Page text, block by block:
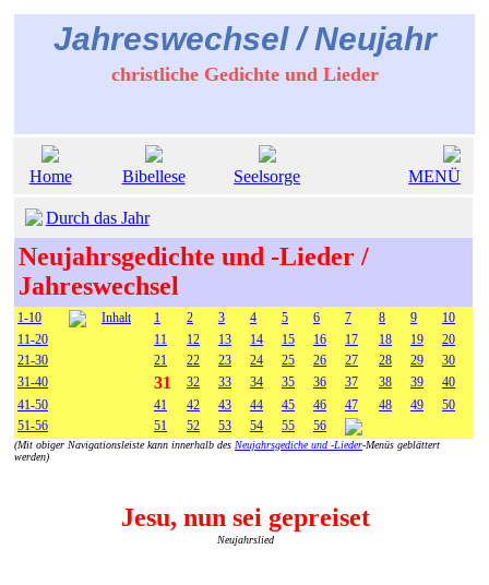
Jahreswechsel / Neujahr
christliche Gedichte und Lieder
Home Bibellese Seelsorge MENÜ
Durch das Jahr
Neujahrsgedichte und -Lieder /
Jahreswechsel
1-10 Inhalt 1 2 3 4 5 6 7 8 9
10
11-20
11 12 13 14 15 16 17 18 19
20
21-30
21 22 23 24 25 26 27 28 29
30
31-40
31 32 33 34 35 36 37 38 39
40
41-50
41 42 43 44 45 46 47 48 49
50
51-56
51 52 53 54 55 56
(Mit obiger Navigationsleiste kann innerhalb des Neujahrsgediche und -Lieder-Menüs geblättert
werden)
Jesu, nun sei gepreiset
Neujahrslied